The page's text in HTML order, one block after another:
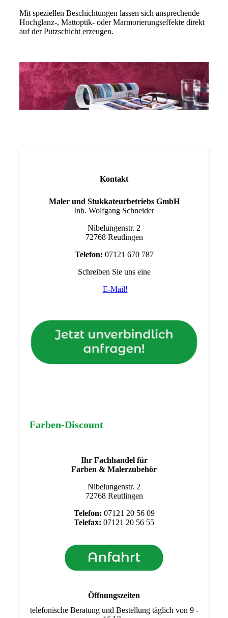
Mit speziellen Beschichtungen lassen sich ansprechende
Hochglanz-, Mattoptik- oder Marmorierungseffekte direkt
auf der Putzschicht erzeugen.
Kontakt
Maler und Stukkateurbetriebs GmbH
Inh. Wolfgang Schneider
Nibelungenstr. 2
72768 Reutlingen
Telefon: 07121 670 787
Schreiben Sie uns eine
E-Mail!
Farben-Discount
Ihr Fachhandel für
Farben & Malerzubehör
Nibelungenstr. 2
72768 Reutlingen
Telefon: 07121 20 56 09
Telefax: 07121 20 56 55
Öffnungszeiten
telefonische Beratung und Bestellung täglich von 9 -